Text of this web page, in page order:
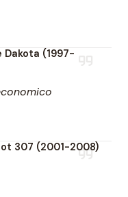
Dakota (1997-
307 (2001-2008)